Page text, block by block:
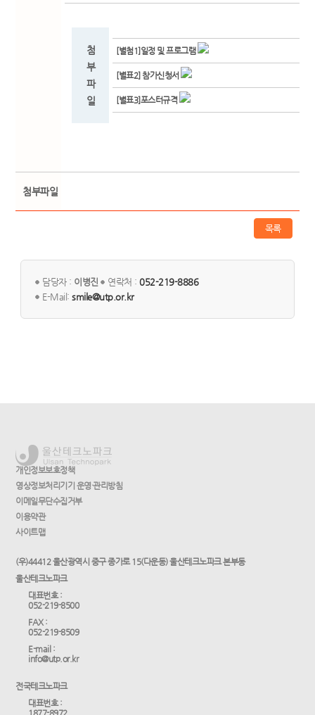
첨
부
파
일
[별첨1]일정 및 프로그램
[별표2] 참가신청서
[별표3]포스터규격
첨부파일
목록
담당자 : 이병진 연락처 :052-219-8886
E-Mail:smile@utp.or.kr
개인정보보호정책
영상정보처리기기 운영·관리방침
이메일무단수집거부
이용약관
사이트맵
(우)44412 울산광역시 중구 종가로 15(다운동) 울산테크노파크 본부동
울산테크노파크
대표번호 :
052-219-8500
FAX :
052-219-8509
E-mail :
info@utp.or.kr
전국테크노파크
대표번호 :
1877-8972